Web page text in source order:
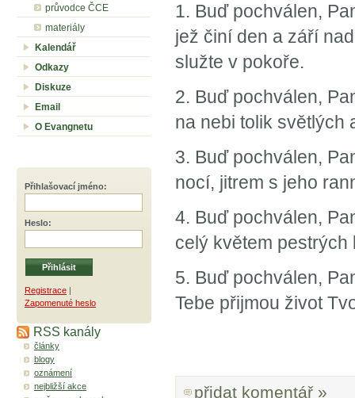
průvodce ČCE
materiály
Kalendář
Odkazy
Diskuze
Email
O Evangnetu
Přihlašovací jméno:
Heslo:
Registrace |
Zapomenuté heslo
RSS kanály
články
blogy
oznámení
nejbližší akce
1. Buď pochválen,
jež činí den a září
služte v pokoře.
2. Buď pochválen,
na nebi tolik světlých
3. Buď pochválen,
nocí, jitrem s jeho
4. Buď pochválen,
celý květem pestrých
5. Buď pochválen,
Tebe přijmou život
přidat komentář »